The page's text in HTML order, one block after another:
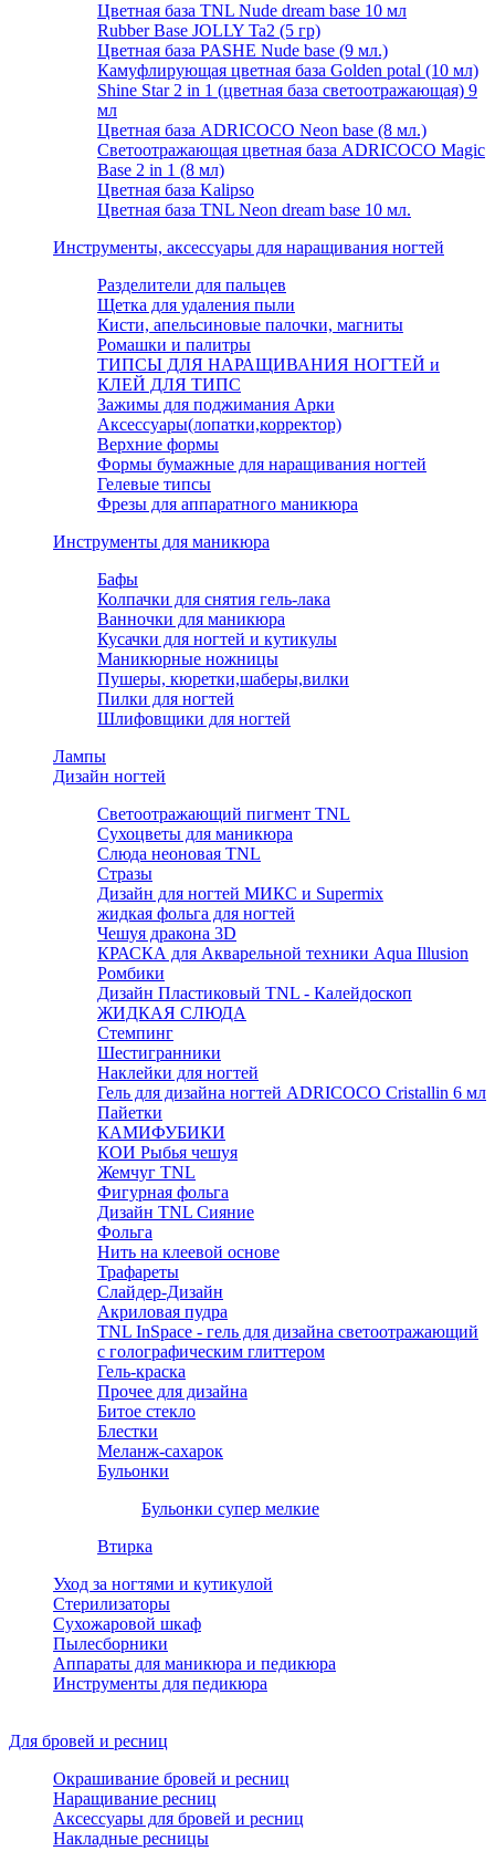
Цветная база TNL Nude dream base 10 мл
Rubber Base JOLLY Ta2 (5 гр)
Цветная база PASHE Nude base (9 мл.)
Камуфлирующая цветная база Golden potal (10 мл)
Shine Star 2 in 1 (цветная база светоотражающая) 9
мл
Цветная база ADRICOCO Neon base (8 мл.)
Светоотражающая цветная база ADRICOCO Magic
Base 2 in 1 (8 мл)
Цветная база Kalipso
Цветная база TNL Neon dream base 10 мл.
Инструменты, аксессуары для наращивания ногтей
Разделители для пальцев
Щетка для удаления пыли
Кисти, апельсиновые палочки, магниты
Ромашки и палитры
ТИПСЫ ДЛЯ НАРАЩИВАНИЯ НОГТЕЙ и
КЛЕЙ ДЛЯ ТИПС
Зажимы для поджимания Арки
Аксессуары(лопатки,корректор)
Верхние формы
Формы бумажные для наращивания ногтей
Гелевые типсы
Фрезы для аппаратного маникюра
Инструменты для маникюра
Бафы
Колпачки для снятия гель-лака
Ванночки для маникюра
Кусачки для ногтей и кутикулы
Маникюрные ножницы
Пушеры, кюретки,шаберы,вилки
Пилки для ногтей
Шлифовщики для ногтей
Лампы
Дизайн ногтей
Светоотражающий пигмент TNL
Сухоцветы для маникюра
Слюда неоновая TNL
Стразы
Дизайн для ногтей МИКС и Supermix
жидкая фольга для ногтей
Чешуя дракона 3D
КРАСКА для Акварельной техники Aqua Illusion
Ромбики
Дизайн Пластиковый TNL - Калейдоскоп
ЖИДКАЯ СЛЮДА
Стемпинг
Шестигранники
Наклейки для ногтей
Гель для дизайна ногтей ADRICOCO Cristallin 6 мл
Пайетки
КАМИФУБИКИ
КОИ Рыбья чешуя
Жемчуг TNL
Фигурная фольга
Дизайн TNL Сияние
Фольга
Нить на клеевой основе
Трафареты
Слайдер-Дизайн
Акриловая пудра
TNL InSpace - гель для дизайна светоотражающий
с голографическим глиттером
Гель-краска
Прочее для дизайна
Битое стекло
Блестки
Меланж-сахарок
Бульонки
Бульонки супер мелкие
Втирка
Уход за ногтями и кутикулой
Стерилизаторы
Сухожаровой шкаф
Пылесборники
Аппараты для маникюра и педикюра
Инструменты для педикюра
Для бровей и ресниц
Окрашивание бровей и ресниц
Наращивание ресниц
Аксессуары для бровей и ресниц
Накладные ресницы